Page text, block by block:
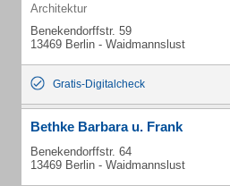
Architektur
Benekendorffstr. 59
13469 Berlin - Waidmannslust
Gratis-Digitalcheck
Bethke Barbara u. Frank
Benekendorffstr. 64
13469 Berlin - Waidmannslust